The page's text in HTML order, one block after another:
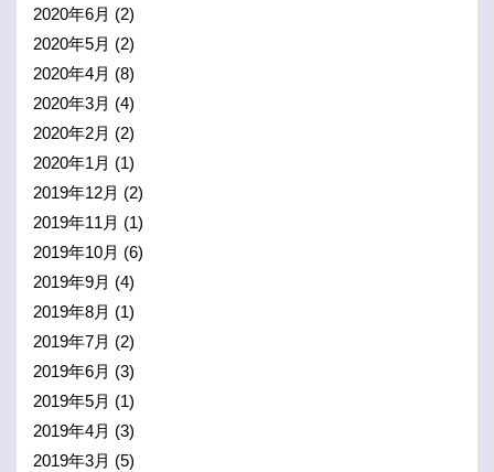
2020年6月 (2)
2020年5月 (2)
2020年4月 (8)
2020年3月 (4)
2020年2月 (2)
2020年1月 (1)
2019年12月 (2)
2019年11月 (1)
2019年10月 (6)
2019年9月 (4)
2019年8月 (1)
2019年7月 (2)
2019年6月 (3)
2019年5月 (1)
2019年4月 (3)
2019年3月 (5)